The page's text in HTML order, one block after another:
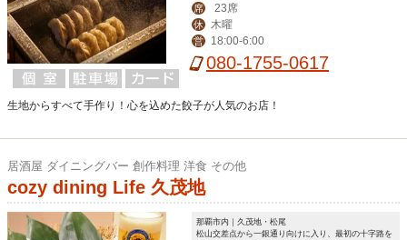
席 23席
休 木曜
営 18:00-6:00
080-1755-0617
生地からすべて手作り！心を込めた餃子が人気のお店！
居酒屋 ダイニングバー 創作料理 洋食 その他
cozy dining Life 久茂地
那覇市内｜久茂地・松尾
松山交差点から一銀通り向けに入り、最初の十字路を